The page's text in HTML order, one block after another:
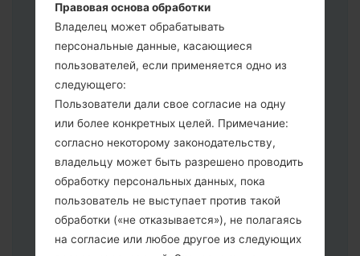
выберите CSC _ ***, в другом случае
выберите HOME_CSC _ *** для
сохранения Ваших данных.
Теперь выключите устройство и
войдите в "Download" режим. Все
методы как это сделать:
Нажмите и удерживайте клавиши:
питание, громкости и Bixbi.
Нажмите и удерживайте клавиши:
регулировки громкости. Подключив
телефон к ПК используя USB кабель.
Нажмите и удерживайте клавиши:
питание, громкости и домой.
Правовая основа обработки
Владелец может обрабатывать
персональные данные, касающиеся
пользователей, если применяется одно из
следующего:
Пользователи дали свое согласие на одну
или более конкретных целей. Примечание:
согласно некоторому законодательству,
владельцу может быть разрешено проводить
обработку персональных данных, пока
пользователь не выступает против такой
обработки («не отказывается»), не полагаясь
на согласие или любое другое из следующих